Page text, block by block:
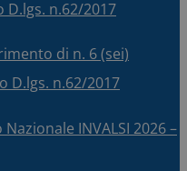
n.62/2017
di n. 6 (sei)
D.lgs. n.62/2017
INVALSI 2026 –